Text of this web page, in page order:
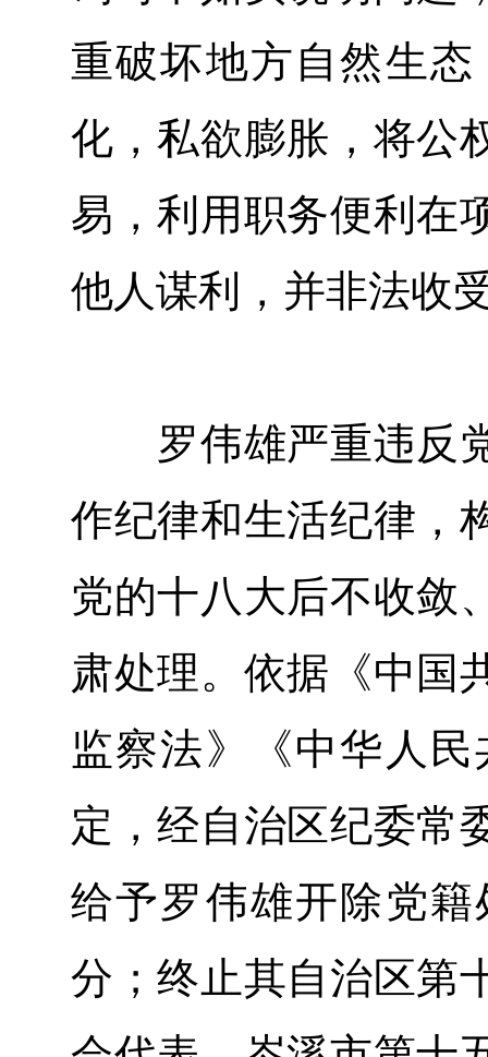
重破坏地方自然生
化，私欲膨胀，将公
易，利用职务便利在
他人谋利，并非法收
罗伟雄严重违反党
作纪律和生活纪律，
党的十八大后不收敛
肃处理。依据《中国
监察法》《中华人
定，经自治区纪委常
给予罗伟雄开除党
分；终止其自治区第